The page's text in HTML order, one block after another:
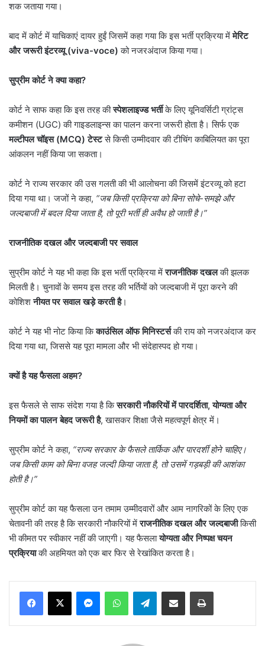
शक जताया गया।
बाद में कोर्ट में याचिकाएं दायर हुईं जिसमें कहा गया कि इस भर्ती प्रक्रिया मेंमेरिट
और जरूरी इंटरव्यू (viva-voce) को नजरअंदाज किया गया।
सुप्रीम कोर्ट ने क्या कहा?
कोर्ट ने साफ कहा कि इस तरह कीस्पेशलाइज्ड भर्तीके लिए यूनिवर्सिटी ग्रांट्स
कमीशन (UGC) की गाइडलाइन्स का पालन करना जरूरी होता है। सिर्फ एक
मल्टीपल चॉइस (MCQ)टेस्टसे किसी उम्मीदवार की टीचिंग काबिलियत का पूरा
आंकलन नहीं किया जा सकता।
कोर्ट ने राज्य सरकार की उस गलती की भी आलोचना की जिसमें इंटरव्यू को हटा
दिया गया था। जजों ने कहा, “जब किसी प्रक्रिया को बिना सोचे-समझे और
जल्दबाजी में बदल दिया जाता है, तो पूरी भर्ती ही अवैध हो जाती है।”
राजनीतिक दखल और जल्दबाजी पर सवाल
सुप्रीम कोर्ट ने यह भी कहा कि इस भर्ती प्रक्रिया मेंराजनीतिक दखलकी झलक
मिलती है। चुनावों के समय इस तरह की भर्तियों को जल्दबाजी में पूरा करने की
कोशिशनीयत पर सवाल खड़े करती है।
कोर्ट ने यह भी नोट किया किकाउंसिल ऑफ मिनिस्टर्सकी राय को नजरअंदाज कर
दिया गया था, जिससे यह पूरा मामला और भी संदेहास्पद हो गया।
क्यों है यह फैसला अहम?
इस फैसले से साफ संदेश गया है किसरकारी नौकरियों में पारदर्शिता,योग्यता और
नियमों का पालन बेहद जरूरी है, खासकर शिक्षा जैसे महत्वपूर्ण क्षेत्र में।
सुप्रीम कोर्ट ने कहा, “राज्य सरकार के फैसले तार्किक और पारदर्शी होने चाहिए।
जब किसी काम को बिना वजह जल्दी किया जाता है, तो उसमें गड़बड़ी की आशंका
होती है।”
सुप्रीम कोर्ट का यह फैसला उन तमाम उम्मीदवारों और आम नागरिकों के लिए एक
चेतावनी की तरह है कि सरकारी नौकरियों मेंराजनीतिक दखल और जल्दबाजीकिसी
भी कीमत पर स्वीकार नहीं की जाएगी। यह फैसलायोग्यता और निष्पक्ष चयन
प्रक्रियाकी अहमियत को एक बार फिर से रेखांकित करता है।
MessengerWhatsAppTelegramShare via Email Print